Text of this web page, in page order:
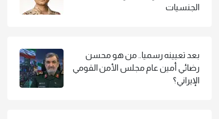
الجنسيات
بعد تعيينه رسميا.. من هو محسن
رضائي أمين عام مجلس الأمن القومي
الإيراني؟